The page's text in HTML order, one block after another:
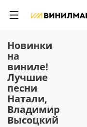
Новинки
на
виниле!
Лучшие
песни
Натали,
Владимир
Высоцкий